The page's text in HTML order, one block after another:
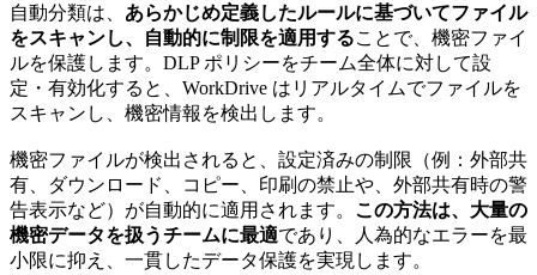
自動分類は、 あらかじめ定義したルールに基づいてファイル
をスキャンし、自動的に制限を適用することで、機密ファイ
ルを保護します。DLP ポリシーをチーム全体に対して設
定・有効化すると、WorkDrive はリアルタイムでファイルを
スキャンし、機密情報を検出します。
機密ファイルが検出されると、設定済みの制限（例：外部共
有、ダウンロード、コピー、印刷の禁止や、外部共有時の警
告表示など）が自動的に適用されます。 この方法は、大量の
機密データを扱うチームに最適であり、人為的なエラーを最
小限に抑え、一貫したデータ保護を実現します。